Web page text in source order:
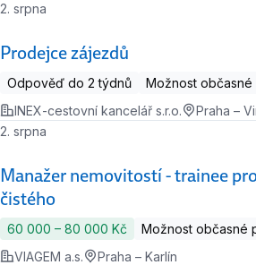
Prodejce zájezdů
2. srpna
Odpověď do 2 týdnů
Možnost
INEX-cestovní kancelář s.r.o.
Praha –
Manažer nemovitostí - trainee
čistého
2. srpna
60 000 ‍–‍ 80 000 Kč
Možnost občasné
VIAGEM a.s.
Praha – Karlín